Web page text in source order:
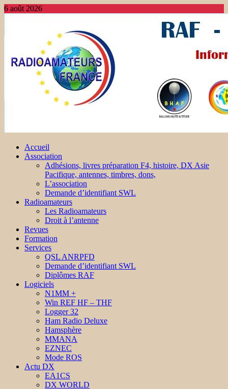
6 août 2026
Accueil
Association
Adhésions, livres préparation F4, histoire, DX Asie
Pacifique, antennes, timbres, dons,
L’association
Demande d’identifiant SWL
Radioamateurs
Les Radioamateurs
Droit à l’antenne
Revues
Formation
Services
QSL ANRPFD
Demande d’identifiant SWL
Diplômes RAF
Logiciels
N1MM +
Win REF HF – THF
Logger 32
Ham Radio Deluxe
Hamsphère
MMANA
EZNEC
Mode ROS
Actu DX
EA1CS
DX WORLD